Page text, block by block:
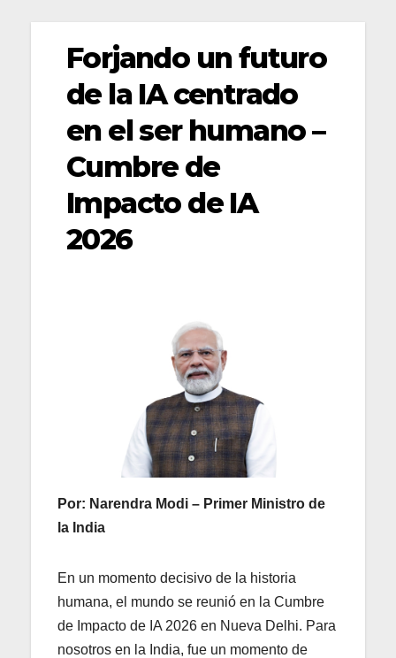
Forjando un futuro
de la IA centrado
en el ser humano –
Cumbre de
Impacto de IA
2026
Por: Narendra Modi – Primer Ministro de
la India
En un momento decisivo de la historia
humana, el mundo se reunió en la Cumbre
de Impacto de IA 2026 en Nueva Delhi. Para
nosotros en la India, fue un momento de